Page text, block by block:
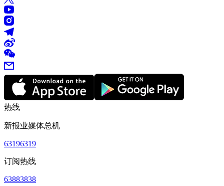
热线
新报业媒体总机
63196319
订阅热线
63883838